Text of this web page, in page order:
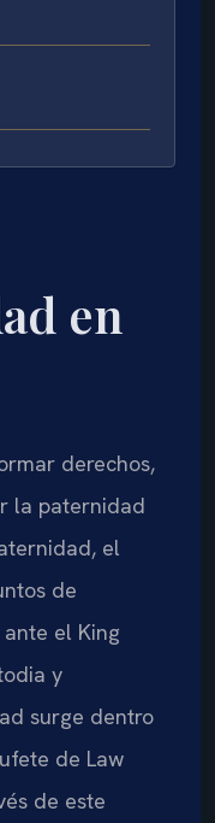
en
derechos,
la paternidad
el
de
el King
y
surge dentro
de Law
de este